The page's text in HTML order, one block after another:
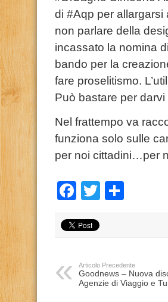
di #Aqp per allargarsi
non parlare della
incassato la nomina
bando per la
fare proselitismo.
Può bastare per
Nel frattempo va
funziona solo sulle
per noi cittadini…per
Facebook
Twitter
Articolo Precedente
Goodnews – Nuova
Agenzie di Viaggio e